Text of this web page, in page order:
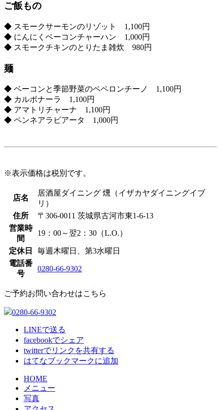
ご飯もの
◆ スモークサーモンのリゾット 1,100円
◆ にんにくベーコンチャーハン 1,000円
◆ スモークチキンのとりたま雑炊 980円
麺
◆ ベーコンと季節野菜のペペロンチーノ 1,100円
◆ カルボナーラ 1,100円
◆ アマトリチャーナ 1,100円
◆ ペンネアラビアータ 1,000円
※表示価格は税別です。
店名
居酒屋ダイニング 燻（イザカヤダイニングイブ
リ）
住所
〒306-0011 茨城県古河市東1-6-13
営業時
間
19：00～翌2：30（L.O.）
定休日
毎週木曜日、第3水曜日
電話番
号
0280-66-9302
ご予約お問い合わせはこちら
0280-66-9302
LINEで送る
facebookでシェア
twitterでリンクを共有する
はてなブックマークに追加
HOME
メニュー
写真